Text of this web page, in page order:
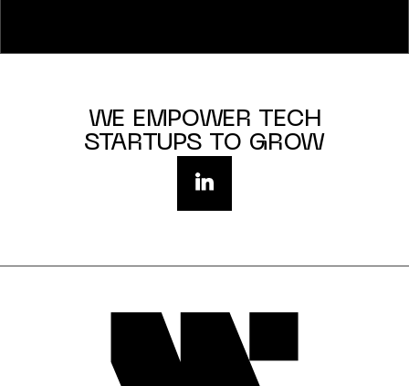
WE EMPOWER TECH
STARTUPS TO GROW